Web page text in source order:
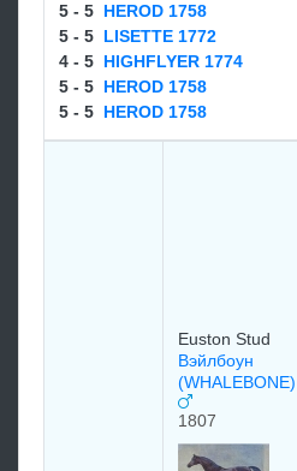
5 - 5 HEROD 1758
5 - 5 LISETTE 1772
4 - 5 HIGHFLYER 1774
5 - 5 HEROD 1758
5 - 5 HEROD 1758
Euston Stud
Вэйлбоун
(WHALEBONE)
1807